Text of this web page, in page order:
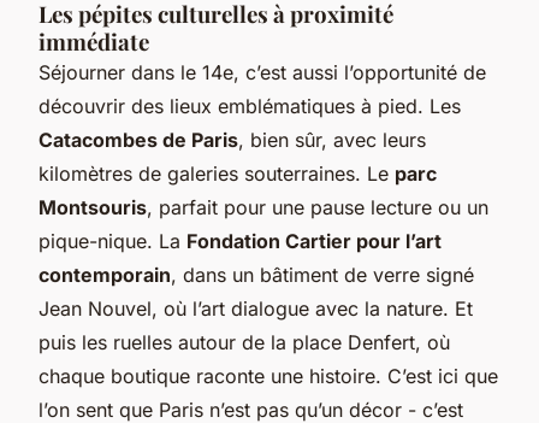
Les pépites culturelles à proximité
immédiate
Séjourner dans le 14e, c’est aussi l’opportunité de
découvrir des lieux emblématiques à pied. Les
Catacombes de Paris, bien sûr, avec leurs
kilomètres de galeries souterraines. Le parc
Montsouris, parfait pour une pause lecture ou un
pique-nique. La Fondation Cartier pour l’art
contemporain, dans un bâtiment de verre signé
Jean Nouvel, où l’art dialogue avec la nature. Et
puis les ruelles autour de la place Denfert, où
chaque boutique raconte une histoire. C’est ici que
l’on sent que Paris n’est pas qu’un décor - c’est